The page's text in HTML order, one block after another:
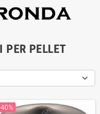
PER PELLET